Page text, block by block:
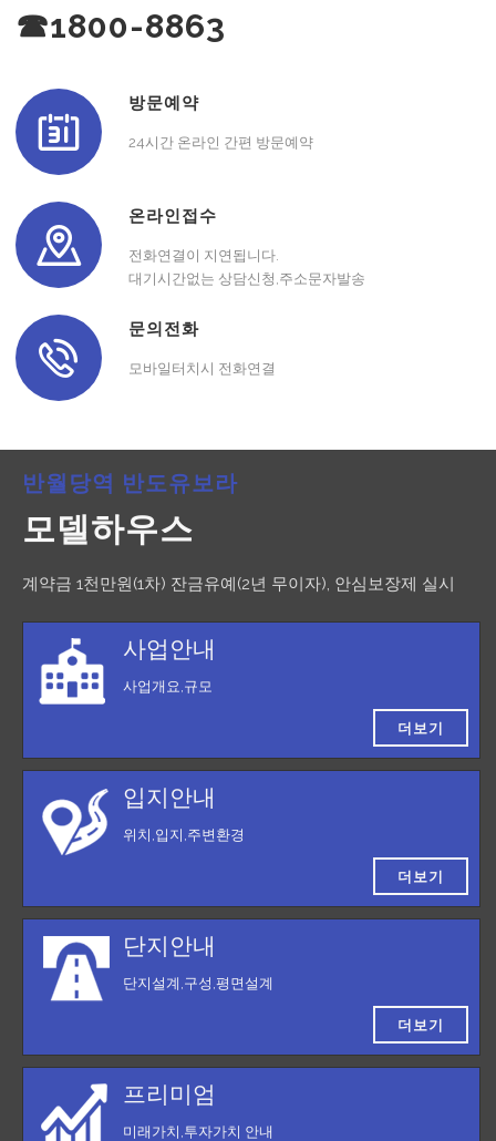
☎1800-8863
방문예약
24시간 온라인 간편 방문예약
온라인접수
전화연결이 지연됩니다.
대기시간없는 상담신청,주소문자발송
문의전화
모바일터치시 전화연결
반월당역 반도유보라
모델하우스
계약금 1천만원(1차) 잔금유예(2년 무이자), 안심보장제 실시
사업안내
사업개요,규모
더보기
입지안내
위치,입지,주변환경
더보기
단지안내
단지설계,구성,평면설계
더보기
프리미엄
미래가치,투자가치 안내